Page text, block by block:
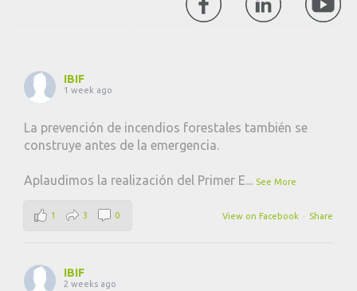
IBIF
1 week ago
La prevención de incendios forestales también se
construye antes de la emergencia.
Aplaudimos la realización del Primer E See More
View on Facebook · Share
1 3 0
IBIF
2 weeks ago